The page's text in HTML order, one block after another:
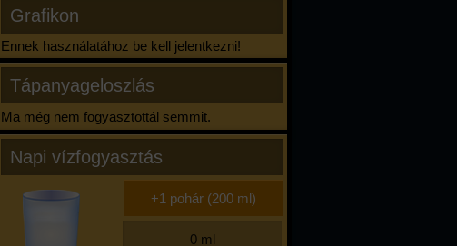
Grafikon
Ennek használatához be kell jelentkezni!
Tápanyageloszlás
Ma még nem fogyasztottál semmit.
Napi vízfogyasztás